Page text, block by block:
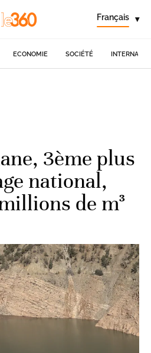
Français ▾
ECONOMIE SOCIÉTÉ
3ème plus
national,
de m³